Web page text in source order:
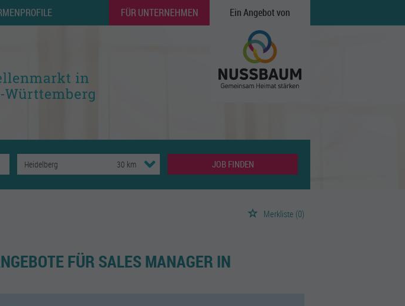
FÜR UNTERNEHMEN Ein Angebot von
JOB FINDEN
Merkliste (0)
FÜR SALES MANAGER IN